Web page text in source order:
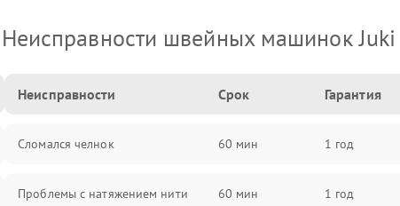
Неисправности швейных машинок Juki
Неисправности Срок Гарантия
Сломался челнок 60 мин 1 год
Проблемы с натяжением нити 60 мин 1 год